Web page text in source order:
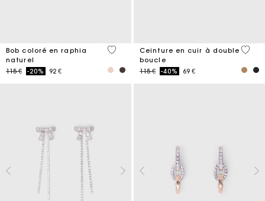
Bob coloré en raphia
naturel
Price reduced from
115 €to-20% 92 €
3,5 out of 5 Customer Rating
Ceinture en cuir à double
boucle
Price reduced from
115 €to-40% 69 €
4,8